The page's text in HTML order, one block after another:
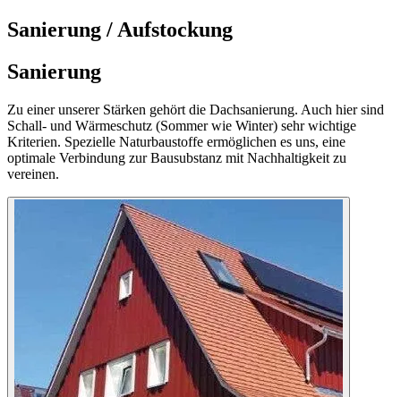
Sanierung / Aufstockung
Sanierung
Zu einer unserer Stärken gehört die Dachsanierung. Auch hier sind
Schall- und Wärmeschutz (Sommer wie Winter) sehr wichtige
Kriterien. Spezielle Naturbaustoffe ermöglichen es uns, eine
optimale Verbindung zur Bausubstanz mit Nachhaltigkeit zu
vereinen.